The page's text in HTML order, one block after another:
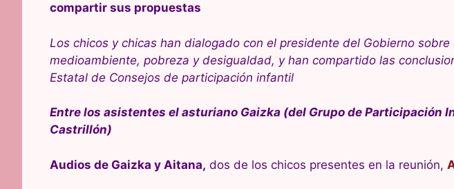
compartir sus propuestas
Los chicos y chicas han dialogado con el presidente del Gobierno
medioambiente, pobreza y desigualdad, y han compartido las
Estatal de Consejos de participación infantil
Entre los asistentes el asturiano Gaizka (del Grupo de Participación
Castrillón)
Audios de Gaizka y Aitana, dos de los chicos presentes en la reunión,